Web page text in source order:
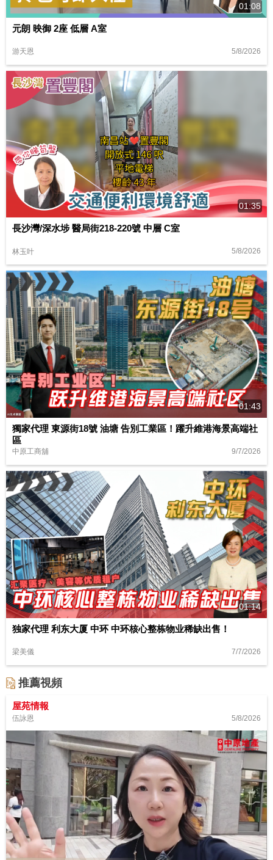
01:08
元朗 映御 2座 低層 A室
游天恩 5/8/2026
01:35
長沙灣/深水埗 醫局街218-220號 中層 C室
林玉叶 5/8/2026
01:43
獨家代理 東源街18號 油塘 告別工業區！躍升維港海景高端社
區
中原工商舖 9/7/2026
01:14
独家代理 利东大厦 中环 中环核心整栋物业稀缺出售！
梁美儀 7/7/2026
推薦視頻
屋苑情報
伍詠恩 5/8/2026